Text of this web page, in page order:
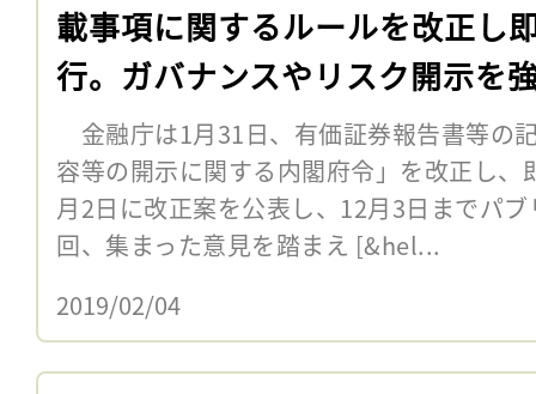
載事項に関するルールを改正し
行。ガバナンスやリスク開示を
金融庁は1月31日、有価証券報告書等の
容等の開示に関する内閣府令」を改正し
月2日に改正案を公表し、12月3日までパ
回、集まった意見を踏まえ [&hel...
2019/02/04